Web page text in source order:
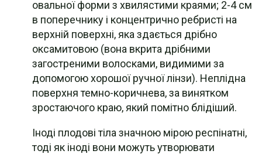
овальної форми з хвилястими краями; 2-4 см
в поперечнику і концентрично ребристі на
верхній поверхні, яка здається дрібно
оксамитовою (вона вкрита дрібними
загостреними волосками, видимими за
допомогою хорошої ручної лінзи). Неплідна
поверхня темно-коричнева, за винятком
зростаючого краю, який помітно блідіший.
Іноді плодові тіла значною мірою респінатні,
тоді як іноді вони можуть утворювати